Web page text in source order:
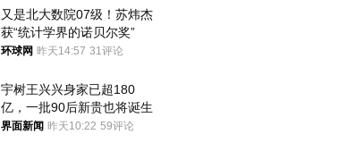
又是北大数院07级！苏炜杰
获“统计学界的诺贝尔奖”
环球网 昨天14:57 31评论
宇树王兴兴身家已超180
亿，一批90后新贵也将诞生
界面新闻 昨天10:22 59评论